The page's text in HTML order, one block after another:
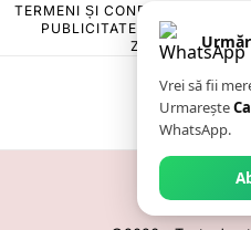
TERMENI ȘI CONDIȚII
PUBLICITATE ONLINE &
ZIARUL
Vrei să fii
Urmarește
WhatsApp.